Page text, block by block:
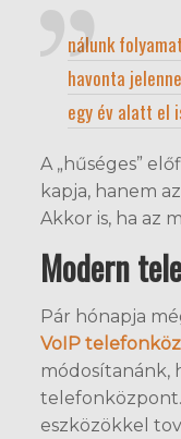
nálunk
havonta
egy év alatt el
A „hűséges”
kapja, hanem
Akkor is, ha az
Modern
Pár hónapja
VoIP
módosítanánk,
eszközökkel